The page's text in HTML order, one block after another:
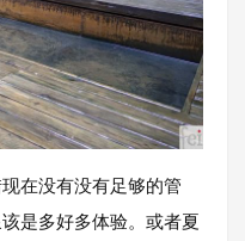
在没有没有足够的管
是多好多体验。或者夏